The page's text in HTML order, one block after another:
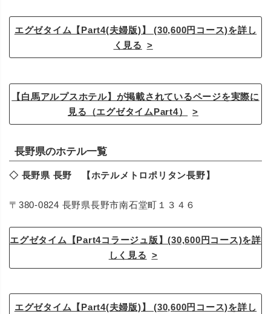
エグゼタイム【Part4(夫婦版)】 (30,600円コース)を詳し
く見る
【白馬アルプスホテル】が掲載されているページを実際に
見る（エグゼタイムPart4）
長野県のホテル一覧
◇ 長野県 長野 【ホテルメトロポリタン長野】
〒380-0824 長野県長野市南石堂町１３４６
エグゼタイム【Part4コラージュ版】(30,600円コース)を詳
しく見る
エグゼタイム【Part4(夫婦版)】 (30,600円コース)を詳し